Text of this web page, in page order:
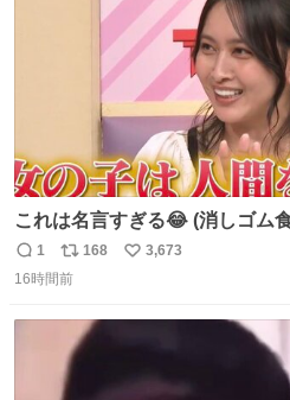
これは名言すぎる😂 (消しゴム
がら)
返
信
1
リ
ポ
数
168
い
3,673
16時間前